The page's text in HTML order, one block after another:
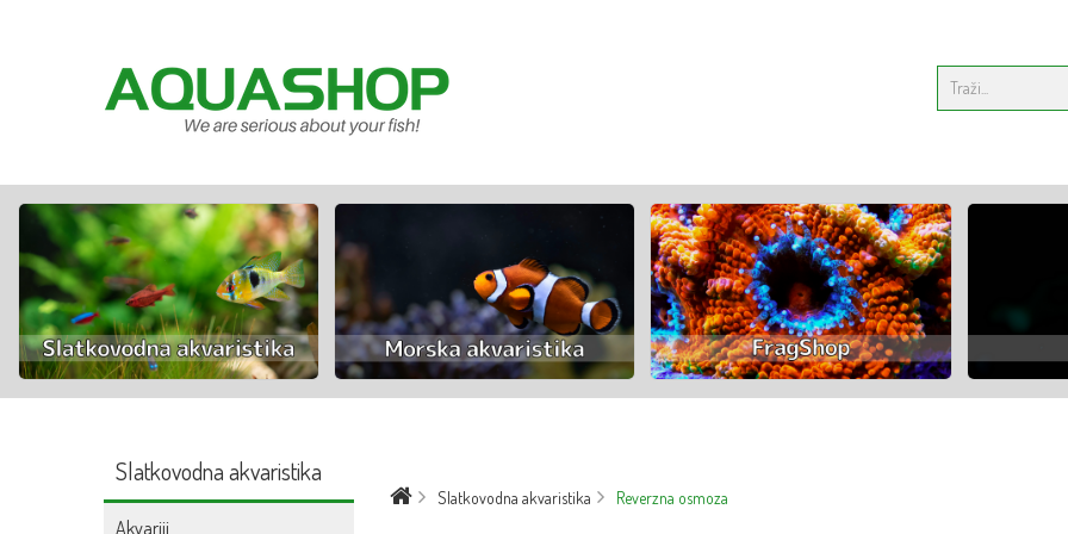
Slatkovodna akvaristika
Akvariji
Slatkovodna akvaristika Reverzna osmoza